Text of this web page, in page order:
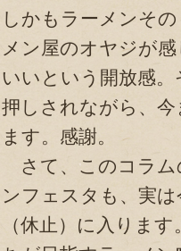
しかもラーメンそ
メン屋のオヤジが
いいという開放感
押しされながら、
ます。感謝。
さて、このコラム
ンフェスタも、実
（休止）に入りま